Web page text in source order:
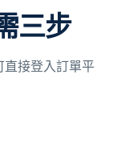
三步
接登入訂單平